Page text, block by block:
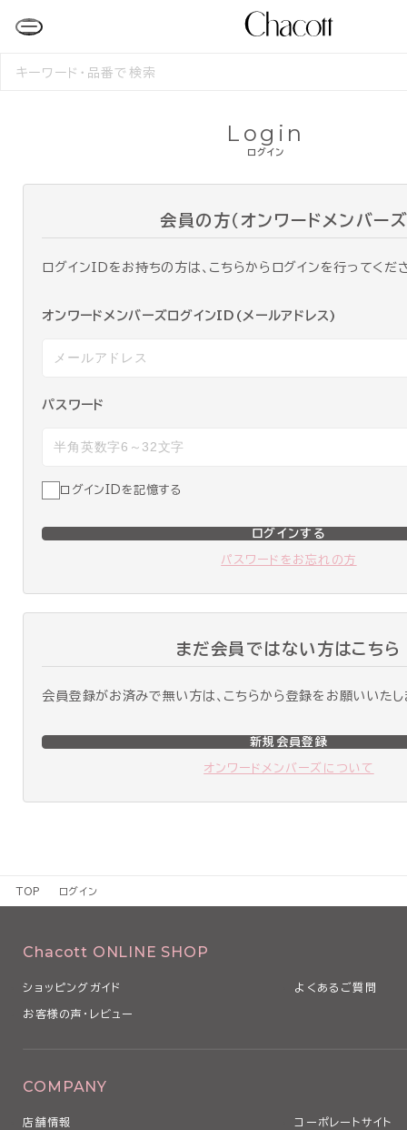
検
ログイン
Login
会員の方（オンワードメンバーズ
ログインIDをお持ちの方は、こちらからログインを行ってくだ
オンワードメンバーズログインID(メールアドレス)
パスワード
ログインIDを記憶する
ログインする
パスワードをお忘れの方
まだ会員ではない方はこちら
会員登録がお済みで無い方は、こちらから登録をお願いいたし
新規会員登録
オンワードメンバーズについて
TOP ログイン
Chacott ONLINE SHOP
ショッピングガイド よくあるご質問
お客様の声・レビュー
COMPANY
店舗情報 コーポレートサイト